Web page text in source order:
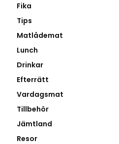
Fika
Tips
Matlådemat
Lunch
Drinkar
Efterrätt
Vardagsmat
Tillbehör
Jämtland
Resor